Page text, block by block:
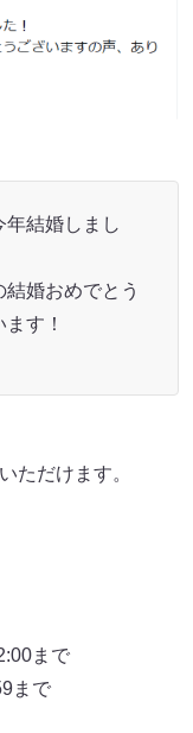
年結婚しまし
婚おめでとう
す！
ただけます。
まで
まで